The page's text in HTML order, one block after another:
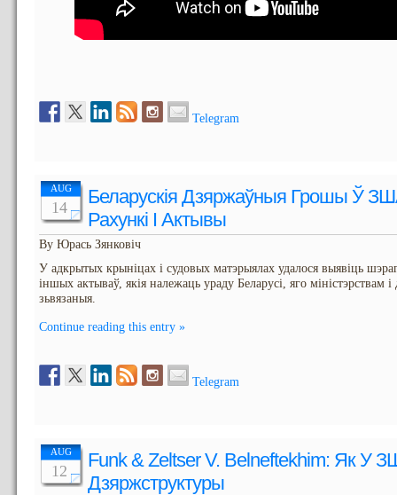
Telegram
AUG
14
Беларускія Дзяржаўныя Грошы Ў
Рахункі І Актывы
By Юрась Зянковіч
У адкрытых крыніцах і судовых матэрыялах удалося выявіць
іншых актываў, якія належаць ураду Беларусі, яго міністэрствам
зьвязаныя.
Continue reading this entry »
Telegram
AUG
12
Funk & Zeltser V. Belneftekhim: Як У
Дзяржструктуры